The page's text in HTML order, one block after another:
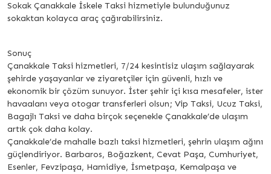
Sokak Çanakkale İskele Taksi hizmetiyle bulunduğunuz
sokaktan kolayca araç çağırabilirsiniz.
Sonuç
Çanakkale Taksi hizmetleri, 7/24 kesintisiz ulaşım sağlayarak
şehirde yaşayanlar ve ziyaretçiler için güvenli, hızlı ve
ekonomik bir çözüm sunuyor. İster şehir içi kısa mesafeler, ister
havaalanı veya otogar transferleri olsun; Vip Taksi, Ucuz Taksi,
Bagajlı Taksi ve daha birçok seçenekle Çanakkale’de ulaşım
artık çok daha kolay.
Çanakkale’de mahalle bazlı taksi hizmetleri, şehrin ulaşım ağını
güçlendiriyor. Barbaros, Boğazkent, Cevat Paşa, Cumhuriyet,
Esenler, Fevzipaşa, Hamidiye, İsmetpaşa, Kemalpaşa ve